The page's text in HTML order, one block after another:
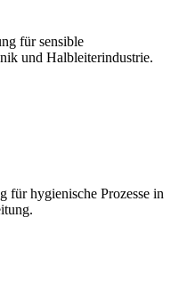
für sensible
und Halbleiterindustrie.
für hygienische Prozesse in